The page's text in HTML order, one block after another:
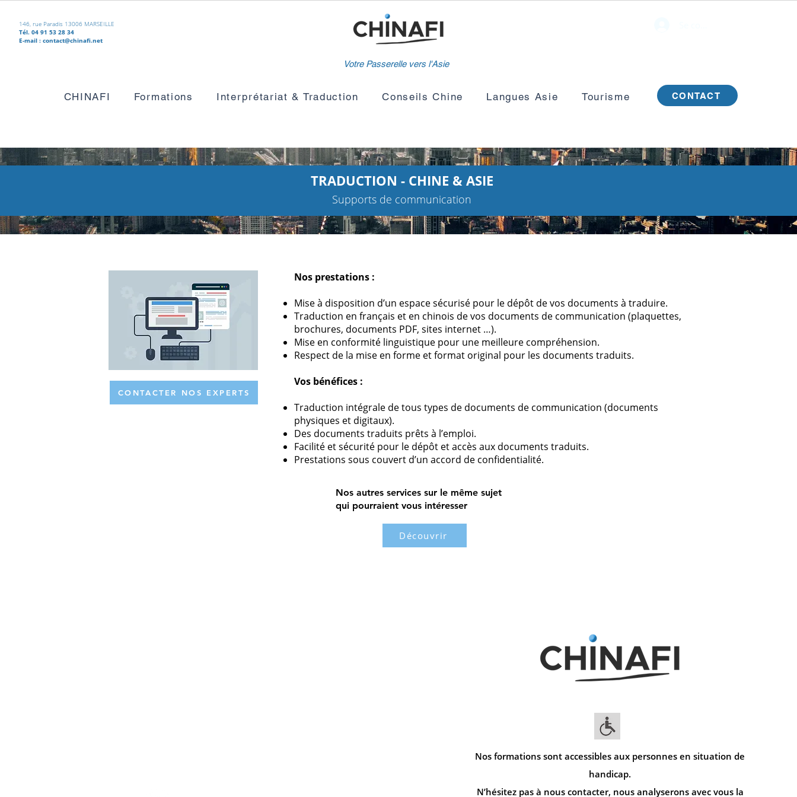
146, rue Paradis 13006 MARSEILLE
Tél. 04 91 53 28 34
E-mail : contact@chinafi.net
Votre Passerelle vers l'Asie
CHINAFI Formations Interprétariat & Traduction Conseils Chine Langues Asie Tourisme CONTACT
TRADUCTION - CHINE & ASIE
Supports de communication
CONTACTER NOS EXPERTS
Nos prestations :
Mise à disposition d’un espace sécurisé pour le dépôt de vos documents à traduire.
Traduction en français et en chinois de vos documents de communication (plaquettes,
brochures, documents PDF, sites internet …).
Mise en conformité linguistique pour une meilleure compréhension.
Respect de la mise en forme et format original pour les documents traduits.
Vos bénéfices :
Traduction intégrale de tous types de documents de communication (documents
physiques et digitaux).
Des documents traduits prêts à l’emploi.
Facilité et sécurité pour le dépôt et accès aux documents traduits.
Prestations sous couvert d’un accord de confidentialité.
Nos autres services sur le même sujet
qui pourraient vous intéresser
Découvrir
Nos formations sont accessibles aux personnes en situation de
handicap.
N’hésitez pas à nous contacter, nous analyserons avec vous la